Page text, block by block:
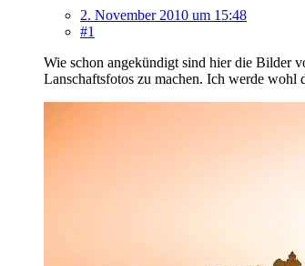
2. November 2010 um 15:48
#1
Wie schon angekündigt sind hier die Bilder
Lanschaftsfotos zu machen. Ich werde